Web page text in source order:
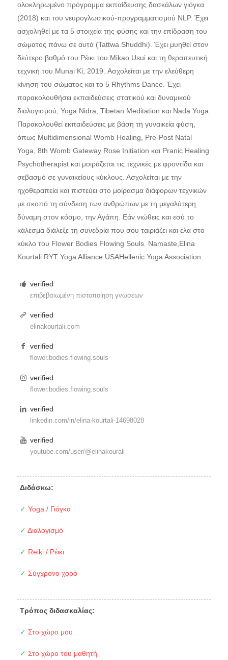
ολοκληρωμένο πρόγραμμα εκπαίδευσης δασκάλων γιόγκα
(2018) και του νευρογλωσικού-προγραμματισμού NLP. Έχει
ασχοληθεί με τα 5 στοιχεία της φύσης και την επίδραση του
σώματος πάνω σε αυτά (Tattwa Shuddhi). Έχει μυηθεί στον
δεύτερο βαθμό του Ρέικι του Mikao Usui και τη θεραπευτική
τεχνική του Munai Ki, 2019. Ασχολείται με την ελεύθερη
κίνηση του σώματος και το 5 Rhythms Dance. Έχει
παρακολουθήσει εκπαιδεύσεις στατικού και δυναμικού
διαλογισμού, Yoga Nidra, Tibetan Meditation και Nada Yoga.
Παρακολουθεί εκπαιδεύσεις με βάση τη γυναικεία φύση,
όπως Multidimensional Womb Healing, Pre-Post Natal
Yoga, 8th Womb Gateway Rose Initiation και Pranic Healing
Psychotherapist και μοιράζεται τις τεχνικές με φροντίδα και
σεβασμό σε γυναικείους κύκλους. Ασχολείται με την
ηχοθεραπεία και πιστεύει στο μοίρασμα διάφορων τεχνικών
με σκοπό τη σύνδεση των ανθρώπων με τη μεγαλύτερη
δύναμη στον κόσμο, την Αγάπη. Εάν νιώθεις και εσύ το
κάλεσμα διάλεξε τη συνεδρία που σου ταιριάζει και έλα στο
κύκλο του Flower Bodies Flowing Souls. Namaste,​ Elina
Kourtali RYT Yoga Alliance USA​ Hellenic Yoga Association
verified
επιβεβαιωμένη πιστοποίηση γνώσεων
verified
elinakourtali.com
verified
flower.bodies.flowing.souls
verified
flower.bodies.flowing.souls
verified
linkedin.com/in/elina-kourtali-14698028
verified
youtube.com/user/@elinakourali
Διδάσκω:
✓ Yoga / Γιόγκα
✓ Διαλογισμό
✓ Reiki / Ρέικι
✓ Σύγχρονο χορό
Τρόπος διδασκαλίας:
✓ Στο χώρο μου
✓ Στο χώρο του μαθητή